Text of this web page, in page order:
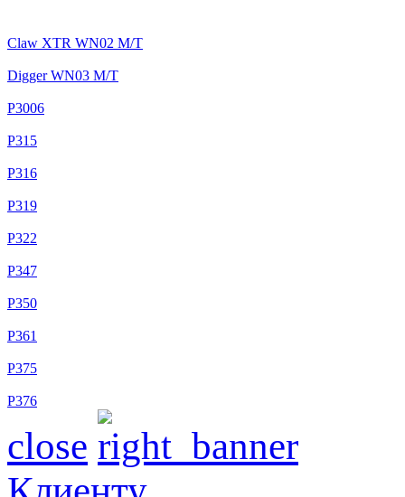
Claw XTR WN02 M/T
Digger WN03 M/T
P3006
P315
P316
P319
P322
P347
P350
P361
P375
P376
close